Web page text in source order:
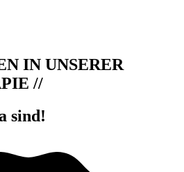
IN UNSERER
//
sind!